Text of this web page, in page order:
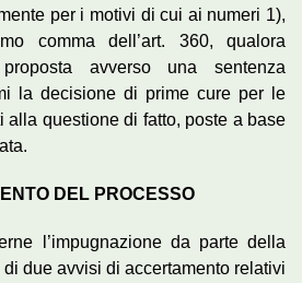
per i motivi di cui ai numeri 1),
comma dell’art. 360, qualora
proposta avverso una sentenza
la decisione di prime cure per le
alla questione di fatto, poste a base
DEL PROCESSO
l’impugnazione da parte della
due avvisi di accertamento relativi